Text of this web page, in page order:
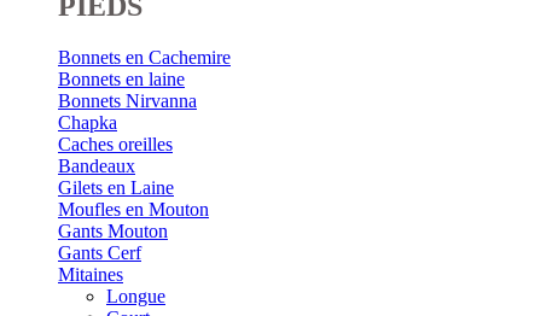
PIEDS
Bonnets en Cachemire
Bonnets en laine
Bonnets Nirvanna
Chapka
Caches oreilles
Bandeaux
Gilets en Laine
Moufles en Mouton
Gants Mouton
Gants Cerf
Mitaines
Longue